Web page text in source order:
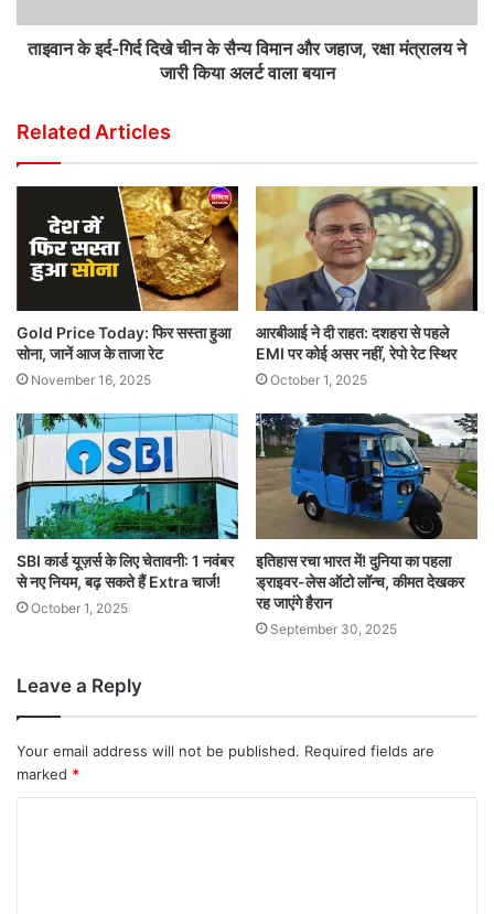
ताइवान के इर्द-गिर्द दिखे चीन के सैन्य विमान और जहाज, रक्षा मंत्रालय ने
जारी किया अलर्ट वाला बयान
Related Articles
Gold Price Today: फिर सस्ता हुआ
सोना, जानें आज के ताजा रेट
November 16, 2025
आरबीआई ने दी राहत: दशहरा से पहले
EMI पर कोई असर नहीं, रेपो रेट स्थिर
October 1, 2025
SBI कार्ड यूज़र्स के लिए चेतावनी: 1 नवंबर
से नए नियम, बढ़ सकते हैं Extra चार्ज!
October 1, 2025
इतिहास रचा भारत में! दुनिया का पहला
ड्राइवर-लेस ऑटो लॉन्च, कीमत देखकर
रह जाएंगे हैरान
September 30, 2025
Leave a Reply
Your email address will not be published. Required fields are
marked *